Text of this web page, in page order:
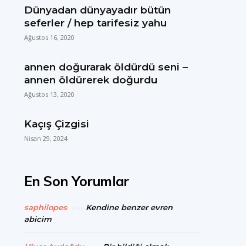
Dünyadan dünyayadır bütün
seferler / hep tarifesiz yahu
Ağustos 16, 2020
annen doğurarak öldürdü seni –
annen öldürerek doğurdu
Ağustos 13, 2020
Kaçış Çizgisi
Nisan 29, 2024
En Son Yorumlar
saphilopes
Kendine benzer evren
abicim